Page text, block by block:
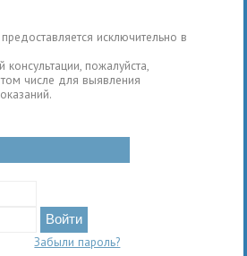
исключительно в
пожалуйста,
том числе для выявления
Забыли пароль?